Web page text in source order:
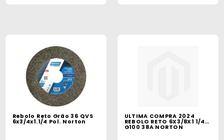
Rebolo Reto Grão 36 QVS
6x3/4x1.1/4 Pol. Norton
ULTIMA COMPRA 2024
REBOLO RETO 6X3/8X1 1/4
G100 38A NORTON